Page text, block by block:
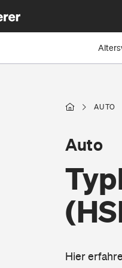
AUTO
Auto
Hier